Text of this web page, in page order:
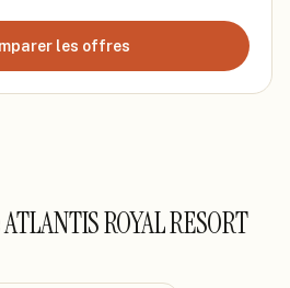
les offres
ATLANTIS ROYAL RESORT